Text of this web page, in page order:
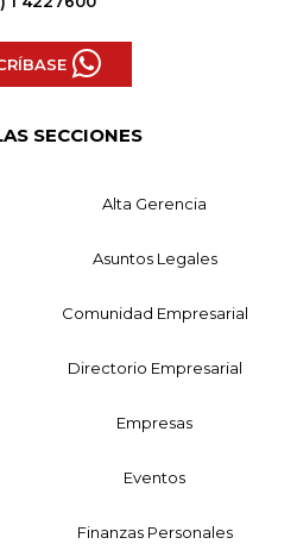
SECCIONES
Alta Gerencia
Asuntos Legales
Comunidad Empresarial
Directorio Empresarial
Empresas
Eventos
Finanzas Personales